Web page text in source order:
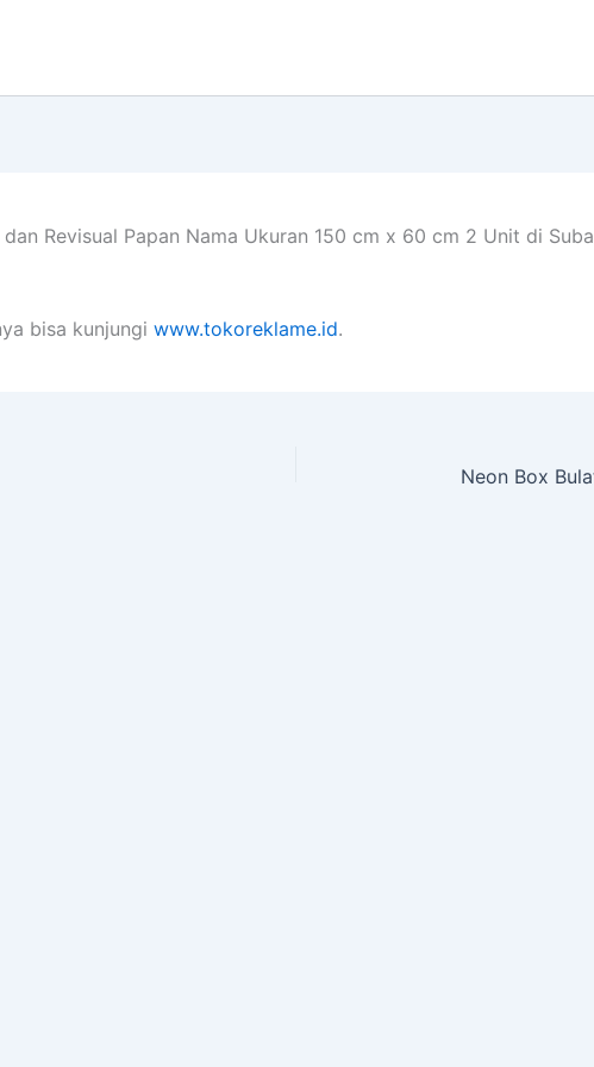
Revisual Papan Nama Ukuran 150 cm x 60 cm 2 Unit di
bisa kunjungi www.tokoreklame.id.